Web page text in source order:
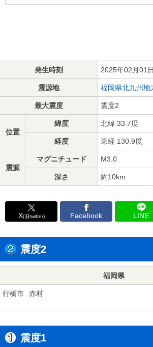
発生時刻 2025年02月01
震源地 福岡県北九州地
最大震度 震度2
位置
緯度 北緯 33.7度
経度 東経 130.9度
震源
マグニチュード M3.0
深さ 約10km
X(旧twitter) Facebook LINE
震度2
福岡県
行橋市 赤村
震度1